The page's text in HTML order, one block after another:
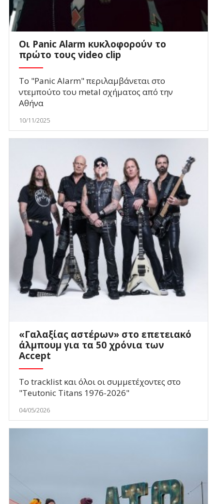
Οι Panic Alarm κυκλοφορούν το
πρώτο τους video clip
Το "Panic Alarm" περιλαμβάνεται στο
ντεμπούτο του metal σχήματος από την
Αθήνα
10/11/2025
«Γαλαξίας αστέρων» στο επετειακό
άλμπουμ για τα 50 χρόνια των
Accept
Το tracklist και όλοι οι συμμετέχοντες στο
"Teutonic Titans 1976-2026"
04/05/2026